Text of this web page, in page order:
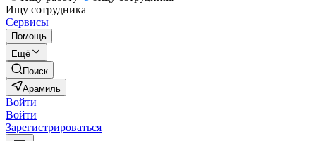
Ищу сотрудника
Сервисы
Помощь
Ещё
Поиск
Арамиль
Войти
Войти
Зарегистрироваться